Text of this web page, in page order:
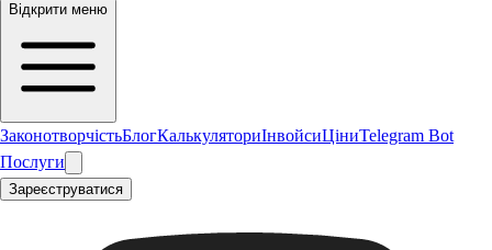
Відкрити меню
ЗаконотворчістьБлогКалькуляториІнвойсиЦіниTelegram Bot
Послуги
Зареєструватися